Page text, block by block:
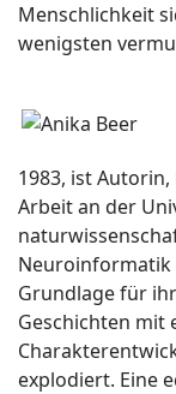
Menschlichkeit
wenigsten
1983, ist
Arbeit an der
Neuroinformatik
Grundlage für
Geschichten mit
explodiert. Eine